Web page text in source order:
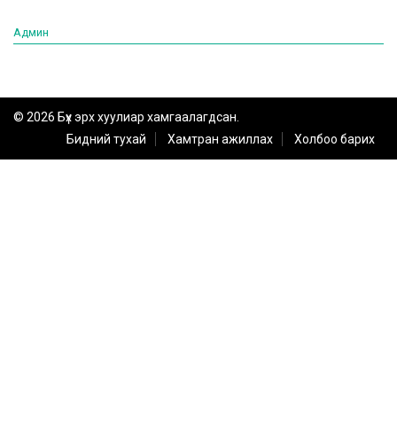
Админ
© 2026 Бүх эрх хуулиар хамгаалагдсан.
Бидний тухай
Хамтран ажиллах Холбоо барих